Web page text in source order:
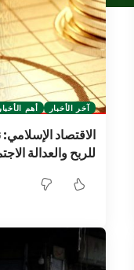
آخر الأخبار أهم الأخبار
الاقتصاد
للربح والعدالة